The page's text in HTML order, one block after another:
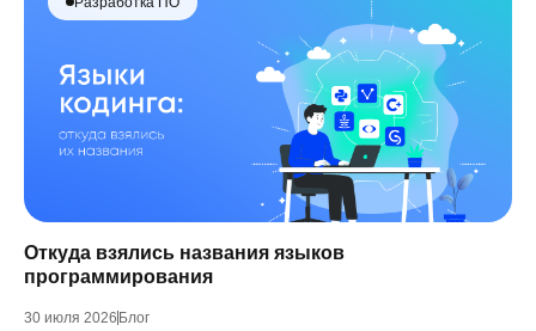
Откуда взялись названия языков
программирования
30 июля 2026 Блог